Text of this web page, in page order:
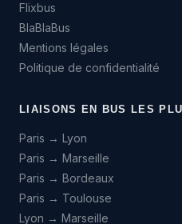
Flixbus
BlaBlaBus
Mentions légales
Politique de confidentialité
LIAISONS EN BUS LES
Paris → Lyon
Paris → Marseille
Paris → Bordeaux
Paris → Toulouse
Lyon → Marseille